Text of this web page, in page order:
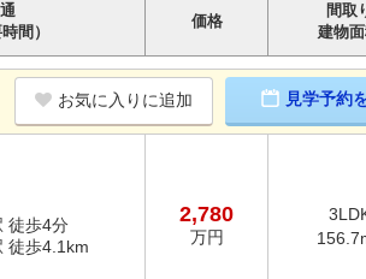
間）
価格
間取
建物
お気に入りに追加 見学予約
徒歩4分
徒歩4.1km
2,780
万円